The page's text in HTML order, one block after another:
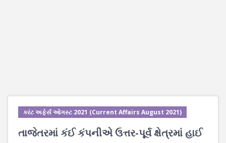
કરંટ અફેર્સ ઓગસ્ટ 2021 (Current Affairs August 2021)
તાજેતરમાં કંઈ કંપનીએ ઉત્તર-પૂર્વ ક્ષેત્રમાં હાઈ